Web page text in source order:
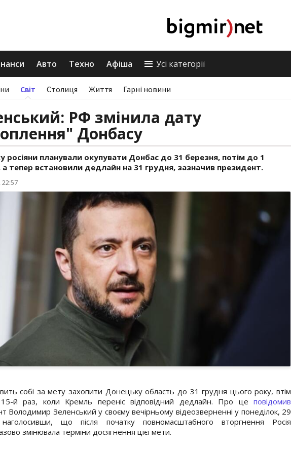
Авто Техно Афіша Усі категорії
Світ Столиця Життя Гарні новини
РФ змінила дату
Донбасу
росіяни планували окупувати Донбас до 31 березня, потім до 1
а тепер встановили дедлайн на 31 грудня, зазначив президент.
собі за мету захопити Донецьку область до 31 грудня цього року, втім
й раз, коли Кремль переніс відповідний дедлайн. Про це повідомив
Володимир Зеленський у своєму вечірньому відеозверненні у понеділок, 29
що після початку повномасштабного вторгнення Росія
змінювала терміни досягнення цієї мети.